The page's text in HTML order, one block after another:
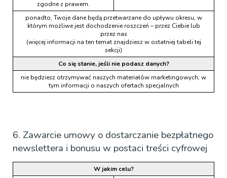
zgodne z prawem.
ponadto, Twoje dane będą przetwarzane do upływu okresu, w
którym możliwe jest dochodzenie roszczeń – przez Ciebie lub
przez nas
(więcej informacji na ten temat znajdziesz w ostatniej tabeli tej
sekcji)
Co się stanie, jeśli nie podasz danych?
nie będziesz otrzymywać naszych materiałów marketingowych, w
tym informacji o naszych ofertach specjalnych
6. Zawarcie umowy o dostarczanie bezpłatnego
newslettera i bonusu w postaci treści cyfrowej
W jakim celu?